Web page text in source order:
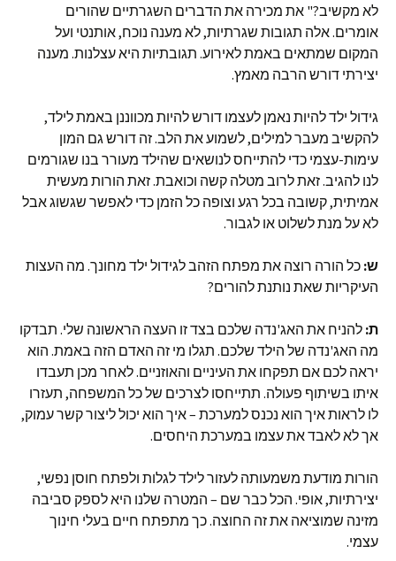
לא מקשיב?" את מכירה את הדברים השגרתיים שהורים
אומרים. אלה תגובות שגרתיות, לא מענה נוכח, אותנטי ועל
המקום שמתאים באמת לאירוע. תגובתיות היא עצלנות. מענה
יצירתי דורש הרבה מאמץ.
גידול ילד להיות נאמן לעצמו דורש להיות מכווננן באמת לילד,
להקשיב מעבר למילים, לשמוע את הלב. זה דורש גם המון
עימות-עצמי כדי להתייחס לנושאים שהילד מעורר בנו שגורמים
לנו להגיב. זאת לרוב מטלה קשה וכואבת. זאת הורות מעשית
אמיתית, קשובה בכל רגע וצופה כל הזמן כדי לאפשר שגשוג אבל
לא על מנת לשלוט או לגבור.
ש: כל הורה רוצה את מפתח הזהב לגידול ילד מחונך. מה העצות
העיקריות שאת נותנת להורים?
ת: להניח את האג'נדה שלכם בצד זו העצה הראשונה שלי. תבדקו
מה האג'נדה של הילד שלכם. תגלו מי זה האדם הזה באמת. הוא
יראה לכם אם תפקחו את העיניים והאוזניים. לאחר מכן תעבדו
איתו בשיתוף פעולה. תתייחסו לצרכים של כל המשפחה, תעזרו
לו לראות איך הוא נכנס למערכת – איך הוא יכול ליצור קשר עמוק,
אך לא לאבד את עצמו במערכת היחסים.
הורות מודעת משמעותה לעזור לילד לגלות ולפתח חוסן נפשי,
יצירתיות, אופי. הכל כבר שם – המטרה שלנו היא לספק סביבה
מזינה שמוציאה את זה החוצה. כך מתפתח חיים בעלי חינוך
עצמי.